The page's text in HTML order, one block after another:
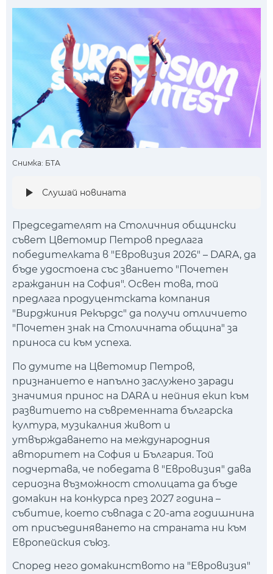
Снимка: БТА
Слушай новината
Председателят на Столичния общински
съвет Цветомир Петров предлага
победителката в "Евровизия 2026" – DARA, да
бъде удостоена със званието "Почетен
гражданин на София". Освен това, той
предлага продуцентската компания
"Вирджиния Рекърдс" да получи отличието
"Почетен знак на Столичната община" за
приноса си към успеха.
По думите на Цветомир Петров,
признанието е напълно заслужено заради
значимия принос на DARA и нейния екип към
развитието на съвременната българска
култура, музикалния живот и
утвърждаването на международния
авторитет на София и България. Той
подчертава, че победата в "Евровизия" дава
сериозна възможност столицата да бъде
домакин на конкурса през 2027 година –
събитие, което съвпада с 20-ата годишнина
от присъединяването на страната ни към
Европейския съюз.
Според него домакинството на "Евровизия"